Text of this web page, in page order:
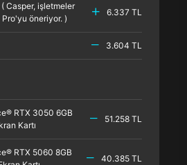
Casper, işletmeler
öneriyor. )
6.337 TL
3.604 TL
RTX 3050 6GB
Kartı
51.258 TL
RTX 5060 8GB
40.385 TL